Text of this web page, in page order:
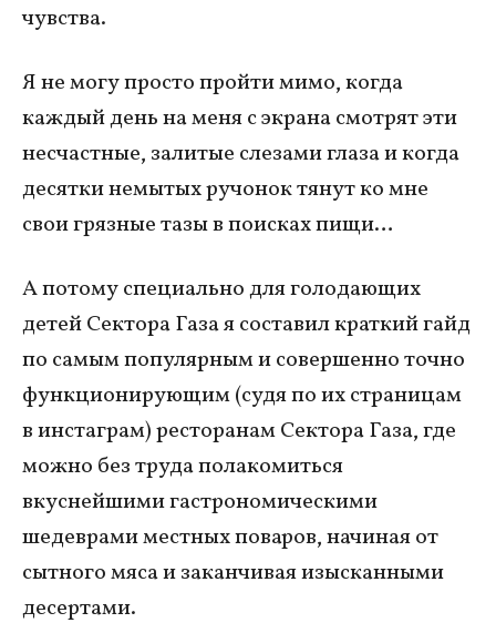
чувства.
Я не могу просто пройти мимо, когда
каждый день на меня с экрана смотрят эти
несчастные, залитые слезами глаза и когда
десятки немытых ручонок тянут ко мне
свои грязные тазы в поисках пищи…
А потому специально для голодающих
детей Сектора Газа я составил краткий гайд
по самым популярным и совершенно точно
функционирующим (судя по их страницам
в инстаграм) ресторанам Сектора Газа, где
можно без труда полакомиться
вкуснейшими гастрономическими
шедеврами местных поваров, начиная от
сытного мяса и заканчивая изысканными
десертами.